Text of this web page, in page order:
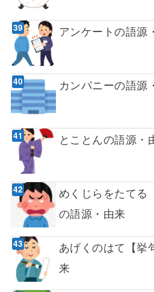
アンケートの語源
カンパニーの語源
とことんの語源・
めくじらをたてる
の語源・由来
あげくのはて【挙
来